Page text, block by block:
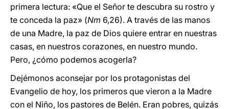
primera lectura: «Que el Señor te descubra su rostro y
te conceda la paz» (Nm 6,26). A través de las manos
de una Madre, la paz de Dios quiere entrar en nuestras
casas, en nuestros corazones, en nuestro mundo.
Pero, ¿cómo podemos acogerla?
Dejémonos aconsejar por los protagonistas del
Evangelio de hoy, los primeros que vieron a la Madre
con el Niño, los pastores de Belén. Eran pobres, quizás